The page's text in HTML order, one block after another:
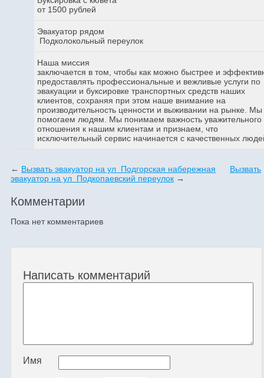
от 1500 рублей
Эвакуатор рядом
Подколокольный переулок
Наша миссия
заключается в том, чтобы как можно быстрее и
предоставлять профессиональные и вежливые услуги по
эвакуации и буксировке транспортных средств наших
клиентов, сохраняя при этом наше внимание на
производительность ценности и выживании на рынке. Мы
помогаем людям. Мы понимаем важность уважительного
отношения к нашим клиентам и признаем, что
исключительный сервис начинается с качественных
← Вызвать эвакуатор на ул Подгорская набережная
Вызвать
эвакуатор на ул Подкопаевский переулок →
Комментарии
Пока нет комментариев
Написать комментарий
Имя